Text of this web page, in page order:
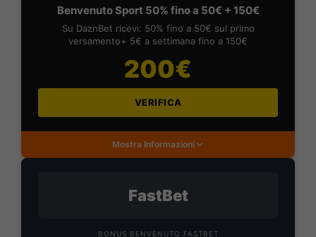
Benvenuto Sport 50% fino a 50€ + 150€
Su DaznBet ricevi: 50% fino a 50€ sul primo
versamento+ 5€ a settimana fino a 150€
200€
VERIFICA
Mostra Informazioni
FastBet
BONUS BENVENUTO FASTBET